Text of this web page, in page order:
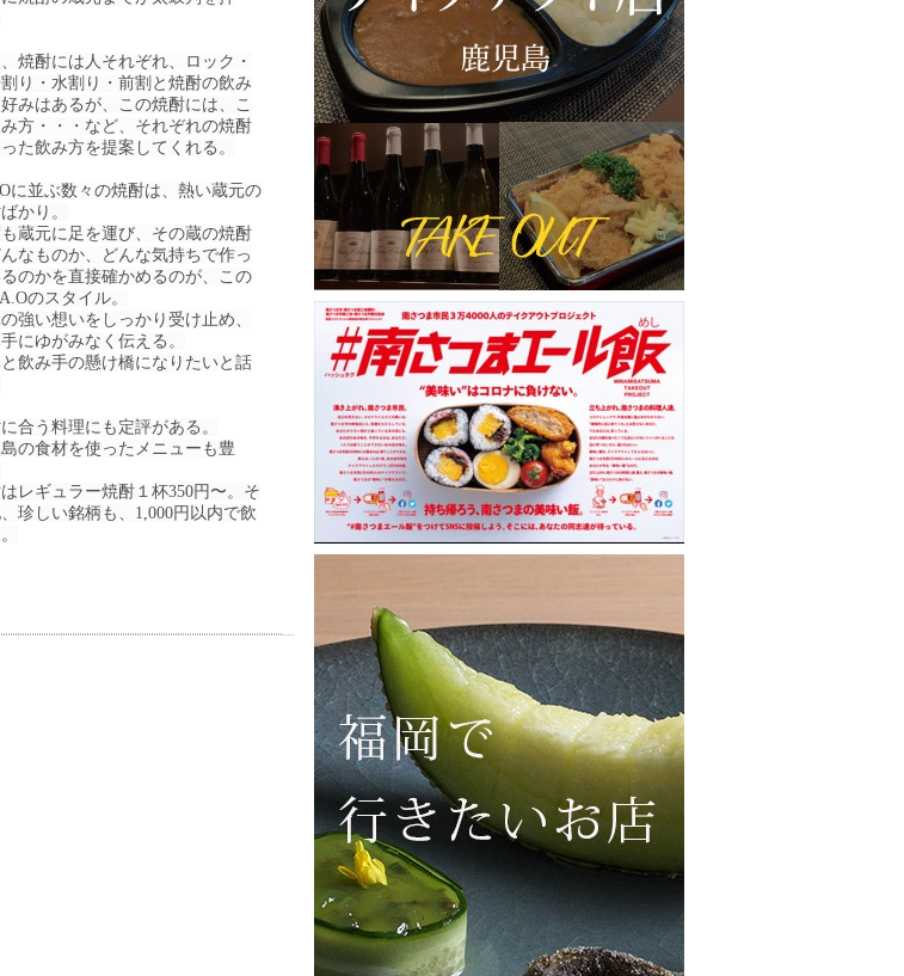
焼酎には人それぞれ、ロック・
り・水割り・前割と焼酎の飲み
みはあるが、この焼酎には、こ
方・・・など、それぞれの焼酎
た飲み方を提案してくれる。
に並ぶ数々の焼酎は、熱い蔵元の
かり。
蔵元に足を運び、その蔵の焼酎
なものか、どんな気持ちで作っ
のかを直接確かめるのが、この
のスタイル。
強い想いをしっかり受け止め、
にゆがみなく伝える。
飲み手の懸け橋になりたいと話
合う料理にも定評がある。
の食材を使ったメニューも豊
レギュラー焼酎１杯350円〜。そ
珍しい銘柄も、1,000円以内で飲